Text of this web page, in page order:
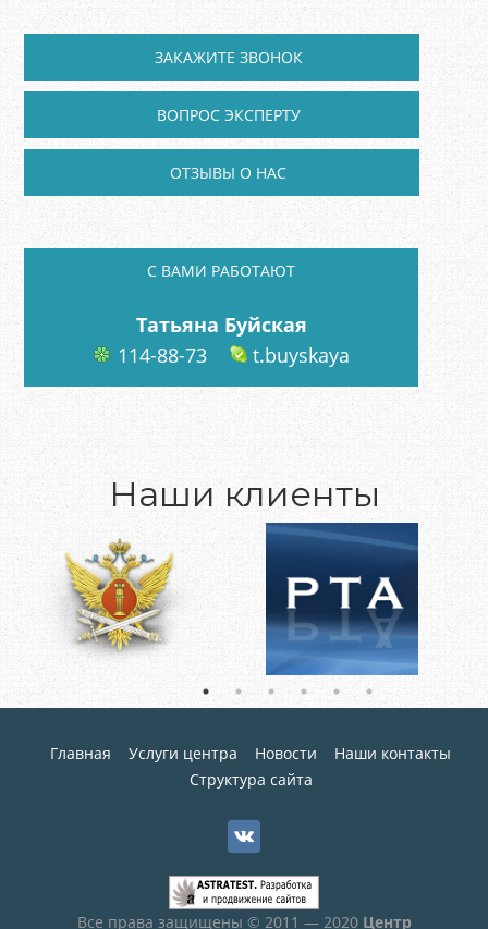
ЗАКАЖИТЕ ЗВОНОК
ВОПРОС ЭКСПЕРТУ
ОТЗЫВЫ О НАС
C ВАМИ РАБОТАЮТ
Татьяна Буйская
114-88-73
t.buyskaya
Наши клиенты
Главная Услуги центра Новости
Наши контакты
Структура сайта
Все права защищены © 2011 — 2020 Центр